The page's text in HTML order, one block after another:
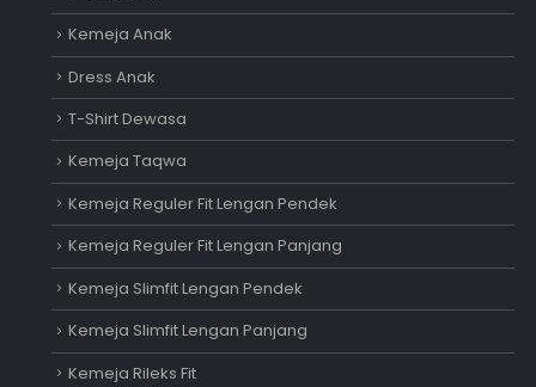
Kemeja Anak
Dress Anak
T-Shirt Dewasa
Kemeja Taqwa
Kemeja Reguler Fit Lengan Pendek
Kemeja Reguler Fit Lengan Panjang
Kemeja Slimfit Lengan Pendek
Kemeja Slimfit Lengan Panjang
Kemeja Rileks Fit